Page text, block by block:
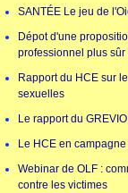
SANTÉE Le jeu de
Dépot d'une
professionnel plus sûr
Rapport du HCE sur
sexuelles
Le rapport du
Le HCE en
Webinar de OLF :
contre les victimes